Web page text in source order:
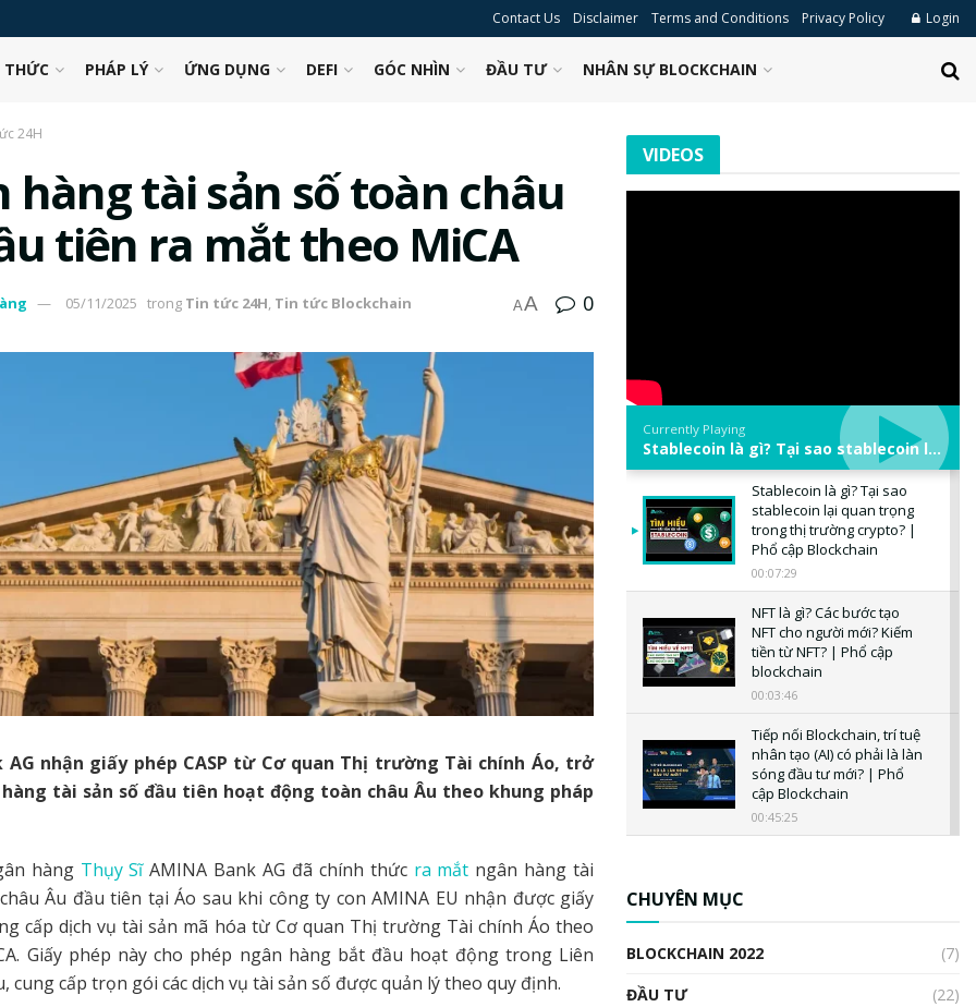
Contact Us Disclaimer Terms and Conditions Privacy Policy Login
THỨC PHÁP LÝ ỨNG DỤNG DEFI GÓC NHÌN ĐẦU TƯ NHÂN SỰ BLOCKCHAIN
24H
hàng tài sản số toàn châu
tiên ra mắt theo MiCA
05/11/2025 trong Tin tức 24H, Tin tức Blockchain AA 0
AG nhận giấy phép CASP từ Cơ quan Thị trường Tài chính Áo, trở
tài sản số đầu tiên hoạt động toàn châu Âu theo khung pháp
hàng Thụy SĩAMINA Bank AG đã chính thức ra mắt ngân hàng tài
Âu đầu tiên tại Áo sau khi công ty con AMINA EU nhận được giấy
cấp dịch vụ tài sản mã hóa từ Cơ quan Thị trường Tài chính Áo theo
Giấy phép này cho phép ngân hàng bắt đầu hoạt động trong Liên
cung cấp trọn gói các dịch vụ tài sản số được quản lý theo quy định.
VIDEOS
Currently Playing
Stablecoin là gì? Tại sao stablecoin lại quan trọng trong thị trường crypto? | Phổ cập Blockchain
Stablecoin là gì? Tại sao
stablecoin lại quan trọng
trong thị trường crypto? |
Phổ cập Blockchain
00:07:29
NFT là gì? Các bước tạo
NFT cho người mới? Kiếm
tiền từ NFT? | Phổ cập
blockchain
00:03:46
Tiếp nối Blockchain, trí tuệ
nhân tạo (AI) có phải là làn
sóng đầu tư mới? | Phổ
cập Blockchain
00:45:25
CHUYÊN MỤC
BLOCKCHAIN 2022
(7)
ĐẦU TƯ
(22)